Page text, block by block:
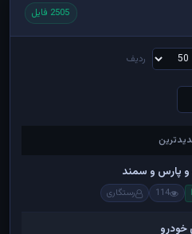
2505 فایل
ردیف
114 رستگاری
خودرو